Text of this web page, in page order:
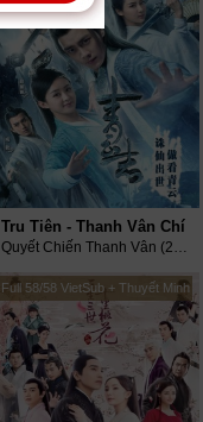
Tru Tiên - Thanh Vân Chí
Quyết Chiến Thanh Vân (2016)
Full 58/58 VietSub + Thuyết Minh